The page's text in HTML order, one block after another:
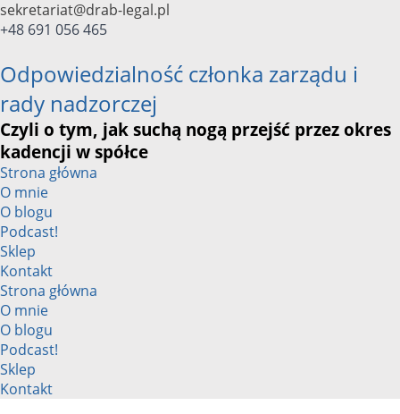
Przejdź
do
sekretariat@drab-legal.pl
+48 691 056 465
Odpowiedzialność członka zarządu i
rady nadzorczej
Czyli o tym, jak suchą nogą przejść przez okres
kadencji w spółce
Strona główna
O mnie
O blogu
Podcast!
Sklep
Kontakt
Strona główna
O mnie
O blogu
Podcast!
Sklep
Kontakt